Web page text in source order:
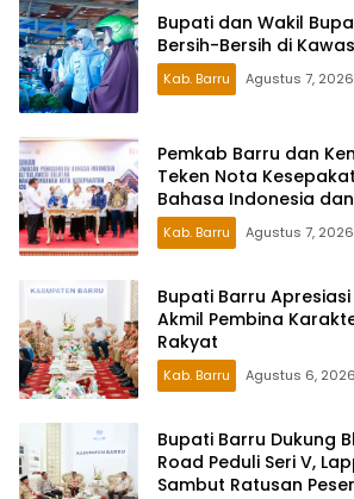
Bupati dan Wakil
Bersih-Bersih di
Kab. Barru Agustus 7, 2026
Pemkab Barru dan
Teken Nota
Bahasa Indonesia
Kab. Barru Agustus 7, 2026
Bupati Barru
Akmil Pembina
Rakyat
Kab. Barru Agustus 6, 2026
Bupati Barru Dukung
Road Peduli Seri V,
Sambut Ratusan